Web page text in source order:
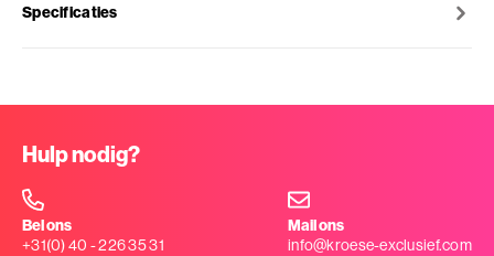
Specificaties
Hulp nodig?
Bel ons
+31(0) 40 - 226 35 31
Mail ons
info@kroese-exclusief.com